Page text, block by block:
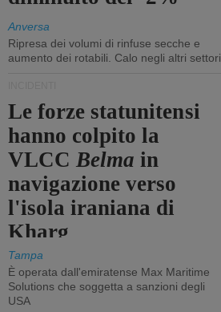
Anversa
Ripresa dei volumi di rinfuse secche e
aumento dei rotabili. Calo negli altri settori
Le forze statunitensi
hanno colpito la
VLCCBelma in
navigazione verso
l'isola iraniana di
Kharg
Tampa
È operata dall'emiratense Max Maritime
Solutions che soggetta a sanzioni degli
USA